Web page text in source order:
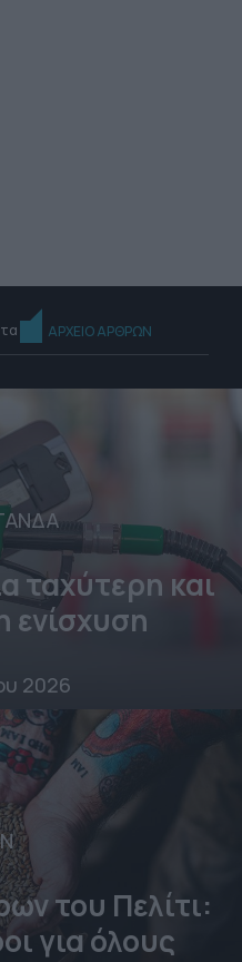
ΑΡΧΕΙΟ ΑΡΘΡΩΝ
ταχύτερη και
ενίσχυση
2026
του Πελίτι:
για όλους